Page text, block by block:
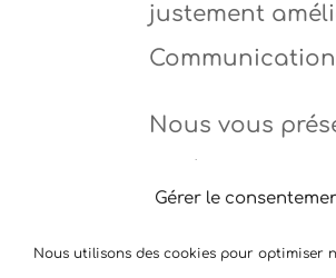
Gérer le
Nous utilisons des cookies pour optimiser
justement
Nous vous
Encore une